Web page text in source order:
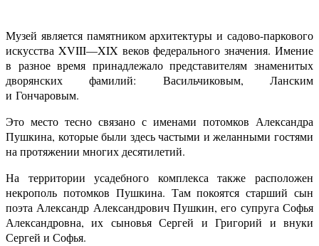
Музей является памятником архитектуры и садово-паркового
искусства XVIII—XIX веков федерального значения. Имение
в разное время принадлежало представителям знаменитых
дворянских фамилий: Васильчиковым, Ланским
и Гончаровым.
Это место тесно связано с именами потомков Александра
Пушкина, которые были здесь частыми и желанными гостями
на протяжении многих десятилетий.
На территории усадебного комплекса также расположен
некрополь потомков Пушкина. Там покоятся старший сын
поэта Александр Александрович Пушкин, его супруга Софья
Александровна, их сыновья Сергей и Григорий и внуки
Сергей и Софья.